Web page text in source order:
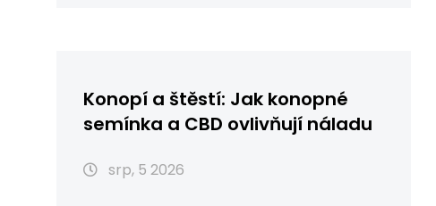
Konopí a štěstí: Jak konopné
semínka a CBD ovlivňují náladu
srp, 5 2026